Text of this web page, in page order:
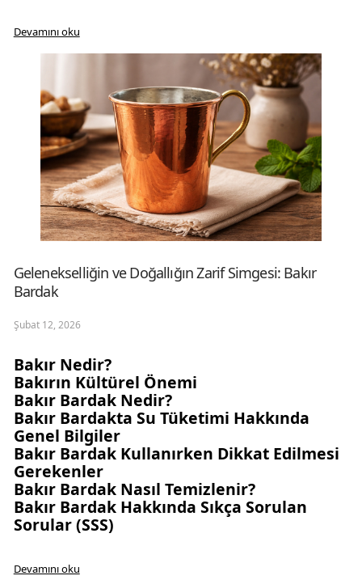
Devamını oku
Gelenekselliğin ve Doğallığın Zarif Simgesi: Bakır
Bardak
Şubat 12, 2026
Bakır Nedir?
Bakırın Kültürel Önemi
Bakır Bardak Nedir?
Bakır Bardakta Su Tüketimi Hakkında
Genel Bilgiler
Bakır Bardak Kullanırken Dikkat Edilmesi
Gerekenler
Bakır Bardak Nasıl Temizlenir?
Bakır Bardak Hakkında Sıkça Sorulan
Sorular (SSS)
Devamını oku